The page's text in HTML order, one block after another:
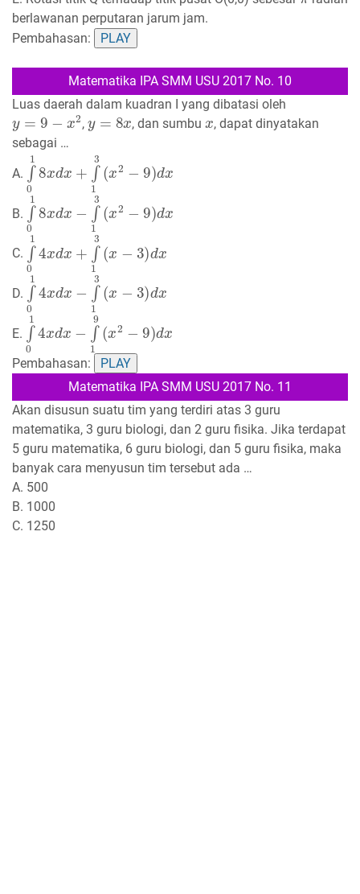
berlawanan perputaran jarum jam.
Pembahasan:
PLAY
Matematika IPA SMM USU 2017 No. 10
Luas daerah dalam kuadran I yang dibatasi oleh
y=9−x2
,
y=8x
, dan sumbu
x
, dapat dinyatakan
sebagai …
A.
0 1 x 1 3 x 9) d
B.
0 1 x 1 3 x 9) d
C.
0 1 x 1 3 3) dx
D.
0 1 x 1 3 3) dx
E.
0 1 x 1 9 x 9) d
Pembahasan:
PLAY
Matematika IPA SMM USU 2017 No. 11
Akan disusun suatu tim yang terdiri atas 3 guru
matematika, 3 guru biologi, dan 2 guru fisika. Jika terdapat
5 guru matematika, 6 guru biologi, dan 5 guru fisika, maka
banyak cara menyusun tim tersebut ada …
A. 500
B. 1000
C. 1250